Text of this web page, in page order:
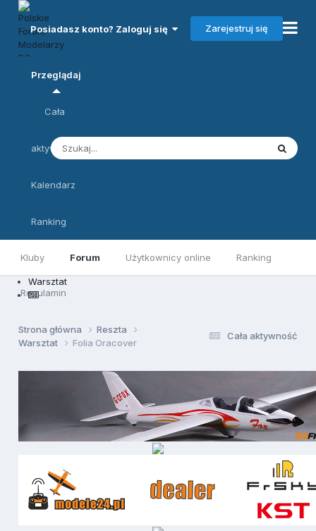
Posiadasz konto? Zaloguj się Zarejestruj się
Przeglądaj
Kluby Forum Użytkownicy online Ranking
Regulamin
Cała
aktywność
Kalendarz
Ranking
Warsztat
Cała aktywność
Strona główna
Reszta
Warsztat
Folia Oracover